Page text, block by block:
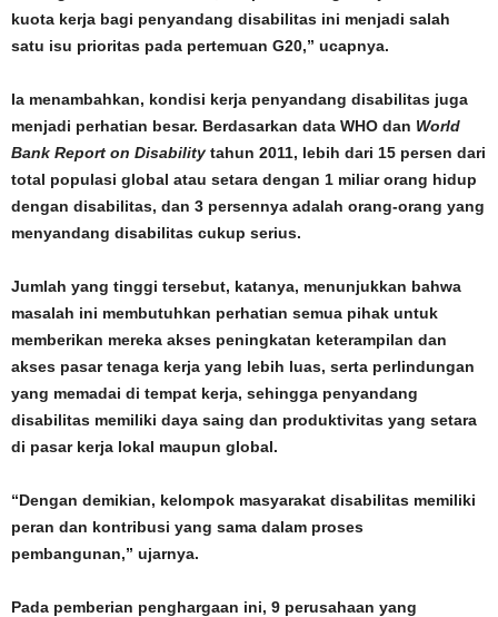
kuota kerja bagi penyandang disabilitas ini menjadi salah
satu isu prioritas pada pertemuan G20,” ucapnya.
Ia menambahkan, kondisi kerja penyandang disabilitas juga
menjadi perhatian besar. Berdasarkan data WHO dan World
Bank Report on Disability tahun 2011, lebih dari 15 persen dari
total populasi global atau setara dengan 1 miliar orang hidup
dengan disabilitas, dan 3 persennya adalah orang-orang yang
menyandang disabilitas cukup serius.
Jumlah yang tinggi tersebut, katanya, menunjukkan bahwa
masalah ini membutuhkan perhatian semua pihak untuk
memberikan mereka akses peningkatan keterampilan dan
akses pasar tenaga kerja yang lebih luas, serta perlindungan
yang memadai di tempat kerja, sehingga penyandang
disabilitas memiliki daya saing dan produktivitas yang setara
di pasar kerja lokal maupun global.
“Dengan demikian, kelompok masyarakat disabilitas memiliki
peran dan kontribusi yang sama dalam proses
pembangunan,” ujarnya.
Pada pemberian penghargaan ini, 9 perusahaan yang